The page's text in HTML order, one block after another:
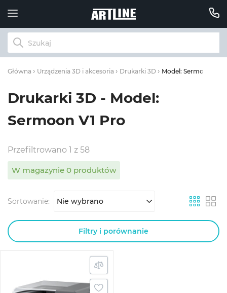
Główna Urządzenia 3D i akcesoria Drukarki 3D Model: Sermoon V1
Drukarki 3D - Model:
Sermoon V1 Pro
Przefiltrowano 1 z 58
W magazynie 0 produktów
Sortowanie: Nie wybrano
Filtry i porównanie